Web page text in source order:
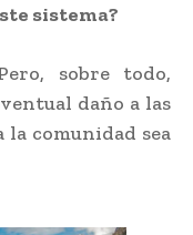
sistema?
sobre todo,
daño a las
la comunidad sea